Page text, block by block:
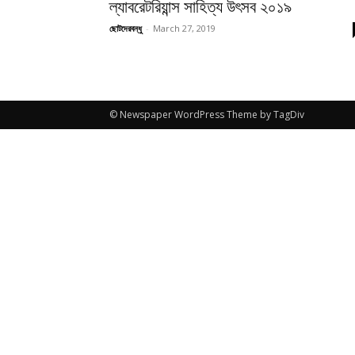
ল্যাবরেটরিয়ান্স সাহিত্য উৎসব ২০১৯
ছোটদেরবন্ধু - March 27, 2019
© Newspaper WordPress Theme by TagDiv